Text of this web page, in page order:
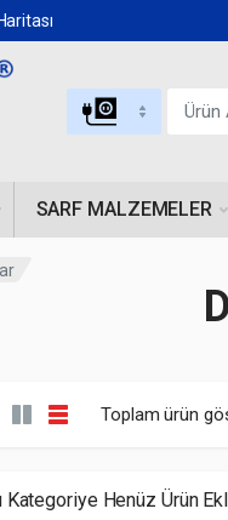
SARF MALZEMELER
Toplam ürün
Kategoriye Henüz Ürün